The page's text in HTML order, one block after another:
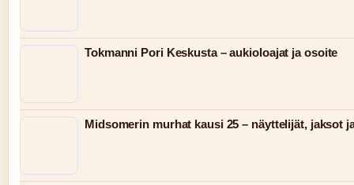
Tokmanni Pori Keskusta – aukioloajat ja osoite
Midsomerin murhat kausi 25 – näyttelijät, jaksot